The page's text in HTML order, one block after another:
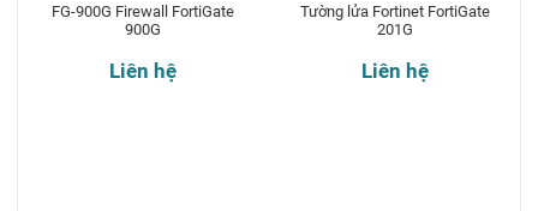
FG-900G Firewall FortiGate
900G
Liên hệ
Tường lửa Fortinet FortiGate
201G
Liên hệ